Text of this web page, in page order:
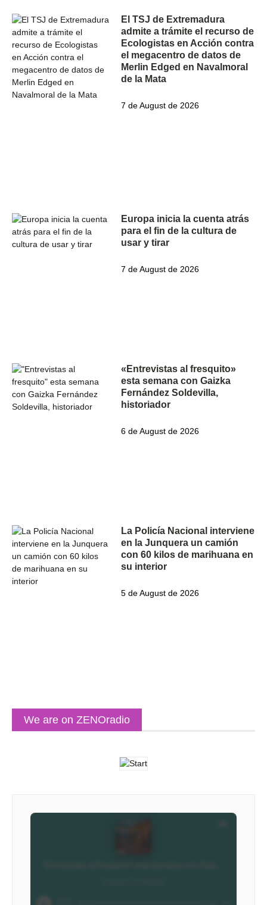
El TSJ de Extremadura
admite a trámite el recurso de
Ecologistas en Acción contra
el megacentro de datos de
Merlin Edged en Navalmoral
de la Mata
7 de August de 2026
Europa inicia la cuenta atrás
para el fin de la cultura de
usar y tirar
7 de August de 2026
«Entrevistas al fresquito»
esta semana con Gaizka
Fernández Soldevilla,
historiador
6 de August de 2026
La Policía Nacional interviene
en la Junquera un camión
con 60 kilos de marihuana en
su interior
5 de August de 2026
We are on ZENOradio